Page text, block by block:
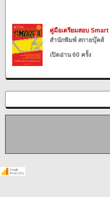
คู่มือเตรียมสอบ Smart II
สำนักพิมพ์ สกายบุ๊คส์
เปิดอ่าน 60 ครั้ง